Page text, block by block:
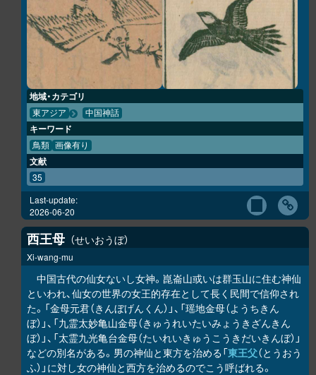
地域・カテゴリ
東アジア 中国神話
キーワード
鳥類 画像有り
文献
35
Last-update:
2026-06-20
西王母 せいおうぼ
Xi-wang-mu
中国古代の仙女ないし女神。崑崙山或いは群玉山に住む神仙
といわれ、仙女の世界の女王的存在として長く民間で信仰され
た。「金母元君（きんぼげんくん）」、「瑶地金母（ようちきん
ぼ）」、「九霊太妙亀山金母（きゅうれいたいみょうきざんきん
ぼ）」、「太霊九光亀台金母（たいれいきゅうこうきだいきんぼ）」
などの別名がある。男の神仙と東方を治める「東王父（とうおう
ふ）」に対し女の神仙と西方を治めるのでこう呼ばれる。